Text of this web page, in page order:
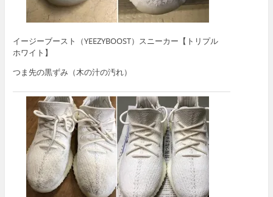
イージーブースト（YEEZYBOOST）スニーカー【トリプル
ホワイト】
つま先の黒ずみ（木の汁の汚れ）